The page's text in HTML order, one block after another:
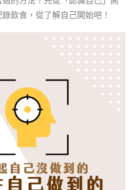
飲食，從了解自己開始吧！